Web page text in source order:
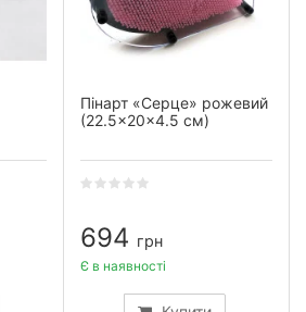
Пінарт «Серце» рожевий
(22.5×20×4.5 см)
694 грн
Є в наявності